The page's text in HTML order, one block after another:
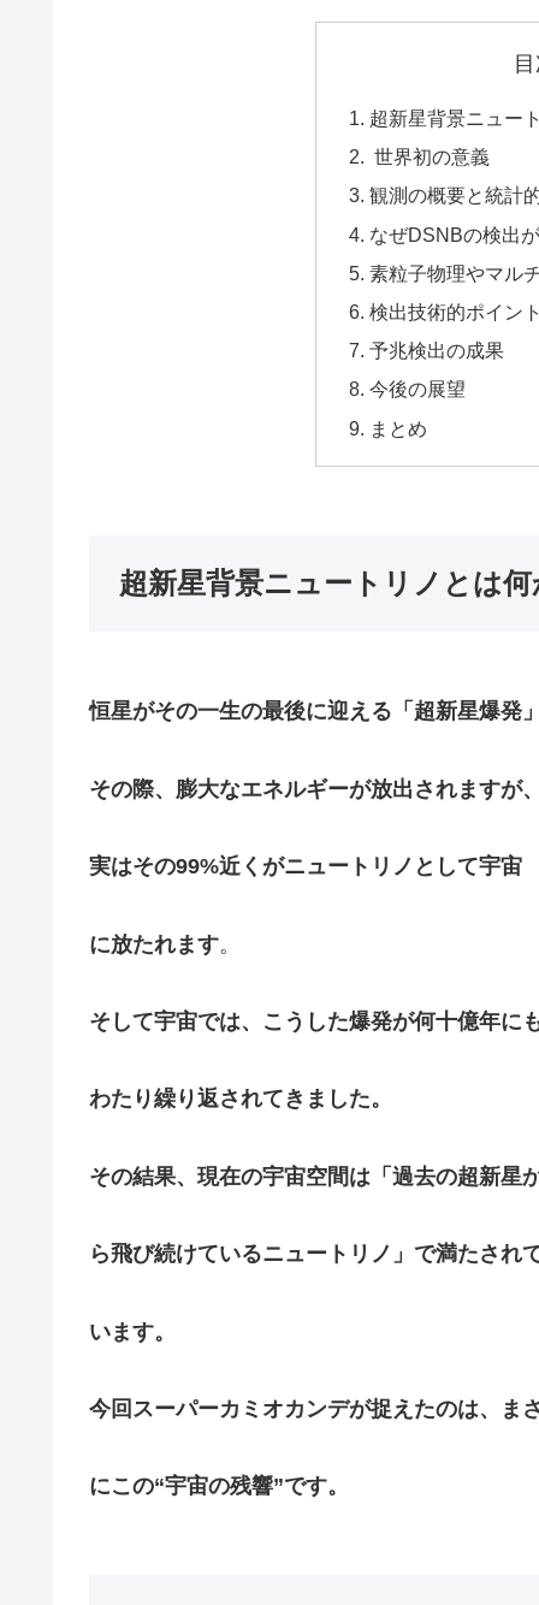
超新星背景ニュー
世界初の意義
観測の概要と統計
なぜDSNBの検出
素粒子物理やマル
検出技術的ポイン
予兆検出の成果
今後の展望
まとめ
超新星背景ニュートリノとは何
恒星がその一生の最後に迎える「超新星爆発」
その際、膨大なエネルギーが放出されますが、
実はその99%近くがニュートリノとして宇宙
に放たれます。
そして宇宙では、こうした爆発が何十億年に
わたり繰り返されてきました。
その結果、現在の宇宙空間は「過去の超新星
ら飛び続けているニュートリノ」で満たされ
います。
今回スーパーカミオカンデが捉えたのは、まさ
にこの“宇宙の残響”です。